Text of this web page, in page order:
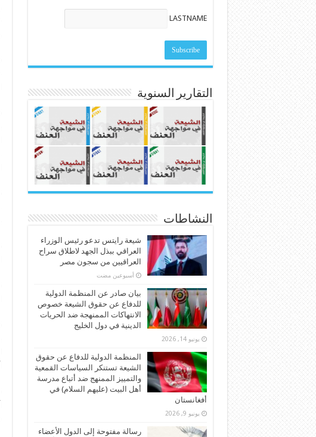
LASTNAME
التقارير السنوية
النشاطات
شيعة رايتس تدعو رئيس الوزراء
العراقي ببذل الجهد لاطلاق سراح
العراقيين من سجون مصر
‏أسبوعين مضت
بيان صادر عن المنظمة الدولية
للدفاع عن حقوق الشيعة خصوص
الانتهاكات الممنهجة ضد الحريات
الدينية في دول الخليج
يونيو 14, 2026
المنظمة الدولية للدفاع عن حقوق
الشيعة تستنكر السياسات القمعية
والتمييز الممنهج ضد أتباع مدرسة
أهل البيت (عليهم السلام) في
أفغانستان
يونيو 9, 2026
رسالة مفتوحة إلى الدول الأعضاء